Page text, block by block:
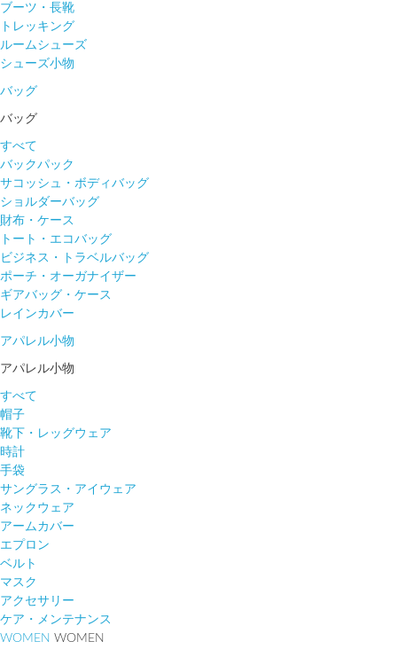
ブーツ・長靴
トレッキング
ルームシューズ
シューズ小物
バッグ
バッグ
すべて
バックパック
サコッシュ・ボディバッグ
ショルダーバッグ
財布・ケース
トート・エコバッグ
ビジネス・トラベルバッグ
ポーチ・オーガナイザー
ギアバッグ・ケース
レインカバー
アパレル小物
アパレル小物
すべて
帽子
靴下・レッグウェア
時計
手袋
サングラス・アイウェア
ネックウェア
アームカバー
エプロン
ベルト
マスク
アクセサリー
ケア・メンテナンス
WOMEN WOMEN